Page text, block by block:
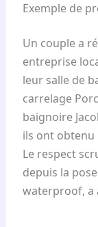
Exemple de
Un couple a
entreprise
leur salle de
carrelage
baignoire
ils ont obtenu
Le respect
depuis la
waterproof, a